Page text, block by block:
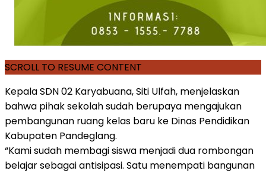
SCROLL TO RESUME CONTENT
Kepala SDN 02 Karyabuana, Siti Ulfah, menjelaskan
bahwa pihak sekolah sudah berupaya mengajukan
pembangunan ruang kelas baru ke Dinas Pendidikan
Kabupaten Pandeglang.
“Kami sudah membagi siswa menjadi dua rombongan
belajar sebagai antisipasi. Satu menempati bangunan